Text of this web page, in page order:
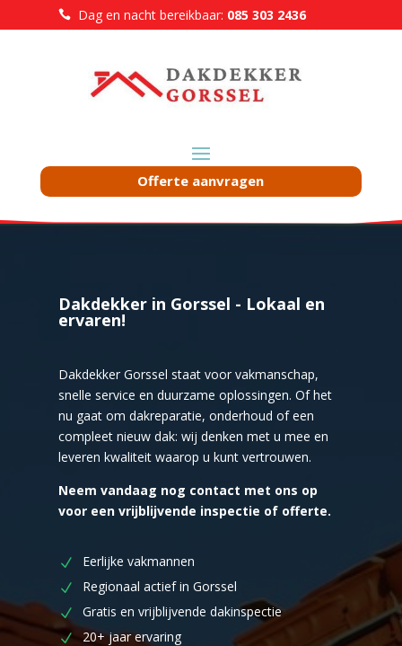
Dag en nacht bereikbaar: 085 303 2436
Offerte aanvragen
Dakdekker in Gorssel - Lokaal en
ervaren!
Dakdekker Gorssel staat voor vakmanschap,
snelle service en duurzame oplossingen. Of het
nu gaat om dakreparatie, onderhoud of een
compleet nieuw dak: wij denken met u mee en
leveren kwaliteit waarop u kunt vertrouwen.
Neem vandaag nog contact met ons op
voor een vrijblijvende inspectie of offerte.
Eerlijke vakmannen
Regionaal actief in Gorssel
Gratis en vrijblijvende dakinspectie
20+ jaar ervaring